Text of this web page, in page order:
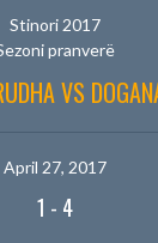
Stinori 2017
pranverë
VS
April 27, 2017
1 - 4